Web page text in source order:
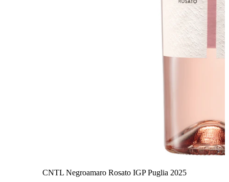
CNTL Negroamaro Rosato IGP Puglia 2025